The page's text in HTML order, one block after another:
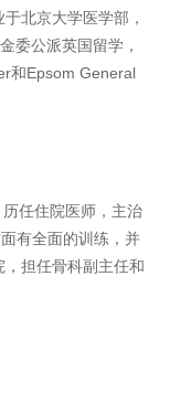
北京大学医学部，
委公派英国留学，
和Epsom General
任住院医师，主治
有全面的训练，并
担任骨科副主任和